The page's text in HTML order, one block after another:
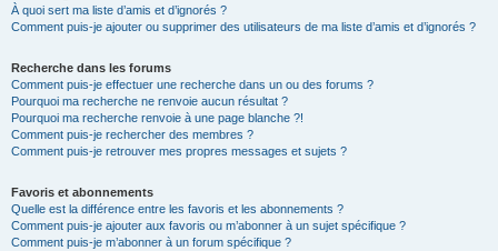
À quoi sert ma liste d’amis et d’ignorés ?
Comment puis-je ajouter ou supprimer des utilisateurs de ma liste d’amis et d’ignorés ?
Recherche dans les forums
Comment puis-je effectuer une recherche dans un ou des forums ?
Pourquoi ma recherche ne renvoie aucun résultat ?
Pourquoi ma recherche renvoie à une page blanche ?!
Comment puis-je rechercher des membres ?
Comment puis-je retrouver mes propres messages et sujets ?
Favoris et abonnements
Quelle est la différence entre les favoris et les abonnements ?
Comment puis-je ajouter aux favoris ou m’abonner à un sujet spécifique ?
Comment puis-je m’abonner à un forum spécifique ?